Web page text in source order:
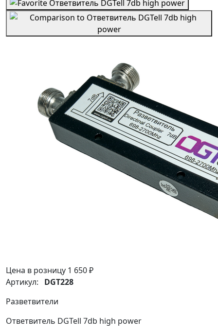
Цена в розницу 1 650 ₽
Артикул: DGT228
Разветвители
Ответвитель DGTell 7db high power